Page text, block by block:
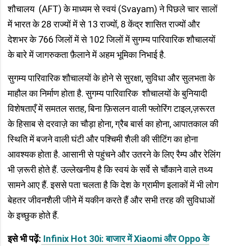
शौचालय (AFT) के माध्यम से स्वयं (Svayam) ने पिछले चार सालों
में भारत के 28 राज्यों में से 13 राज्यों, 8 केंद्र शासित राज्यों और
देशभर के 766 जिलों में से 102 जिलों में सुगम्य पारिवारिक शौचालयों
के बारे में जागरुकता फ़ैलाने में अहम भूमिका निभाई है.
सुगम्य पारिवारिक शौचालयों के होने‌ से सुरक्षा, सुविधा और सुलभता के
माहौल का निर्माण होता है. सुगम्य पारिवारिक शौचालयों के बुनियादी
विशेषताएँ में समतल सतह, बिना फ़िसलन वाली फ्लोरिंग टाइल,ज़रूरत
के हिसाब से दरवाज़े का चौड़ा होना, ग्रैब बार्स का होना, आपातकाल की
स्थिति में बजने वाली घंटी और पश्चिमी शैली की सीटिंग का होना
आवश्यक होता है. आसानी से पहुंचने और उतरने के लिए रैम्प और रेलिंग
भी ज़रूरी होते हैं. उल्लेखनीय है कि स्वयं के सर्वे से चौंकाने वाले तथ्य
सामने आए हैं. इससे पता चलता है कि देश के ग्रामीण इलाकों में भी लोग
बेहतर जीवनशैली जीने में यकीन करते हैं और सभी तरह की सुविधाओं
के इच्छुक होते हैं.
इसे भी पढ़ें: Infinix Hot 30i: बाजार में Xiaomi और Oppo के